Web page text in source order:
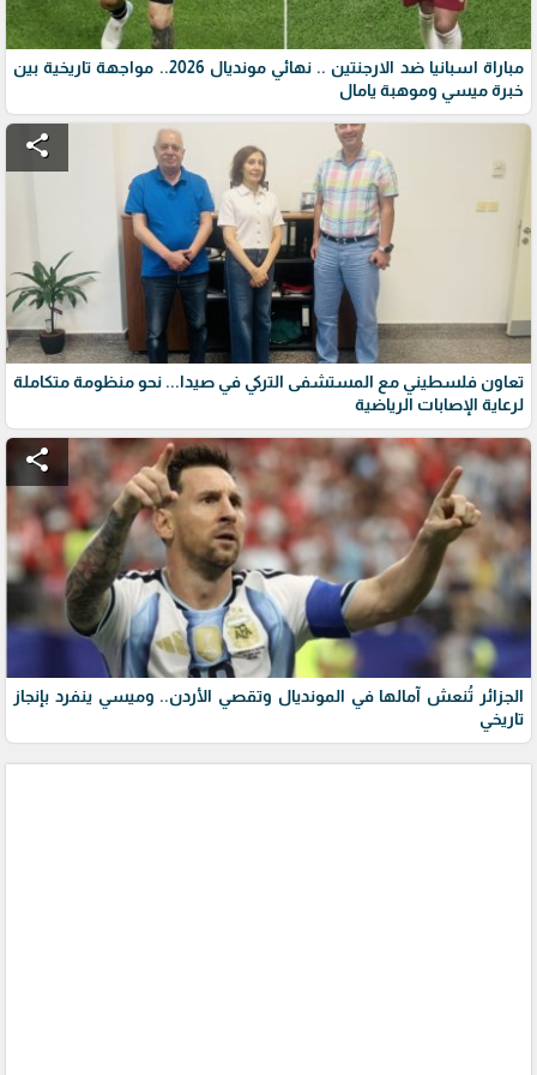
مباراة اسبانيا ضد الارجنتين .. نهائي مونديال 2026.. مواجهة تاريخية بين
خبرة ميسي وموهبة يامال
share
تعاون فلسطيني مع المستشفى التركي في صيدا... نحو منظومة متكاملة
لرعاية الإصابات الرياضية
share
الجزائر تُنعش آمالها في المونديال وتقصي الأردن.. وميسي ينفرد بإنجاز
تاريخي